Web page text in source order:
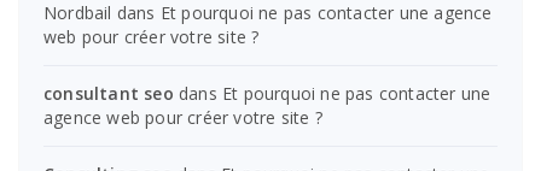
Nordbail dans Et pourquoi ne pas contacter une agence
web pour créer votre site ?
consultant seo dans Et pourquoi ne pas contacter une
agence web pour créer votre site ?